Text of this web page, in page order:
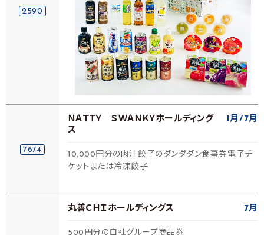
2590
7674
ＮＡＴＴＹ ＳＷＡＮＫＹホールディング
ス
1月 7月
10,000円分の肉汁餃子のダンダダン食事券電子チ
ケットまたは冷凍餃子
丸善ＣＨＩホールディングス 7月
500円分の自社グループ商品券